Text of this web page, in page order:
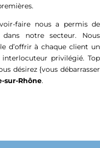
faire nous a permis de
notre secteur. Nous
d’offrir à chaque client un
privilégié. Top
désirez {vous débarrasser
sur-Rhône.